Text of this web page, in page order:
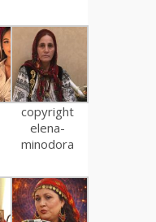
copyright
elena-
minodora